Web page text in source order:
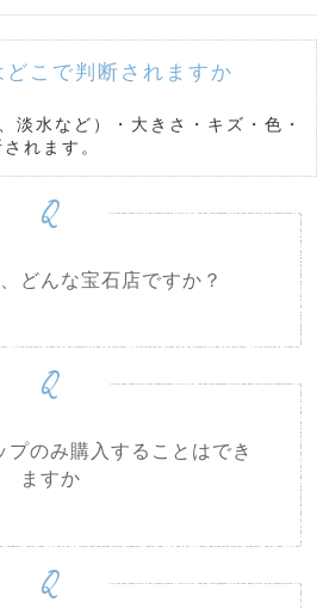
こで判断されますか
淡水など）・大きさ・キズ・色・
れます。
Q
どんな宝石店ですか？
Q
プのみ購入することはでき
ますか
Q